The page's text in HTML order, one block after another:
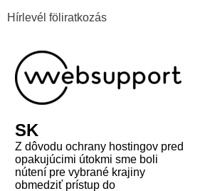
Hírlevél föliratkozás